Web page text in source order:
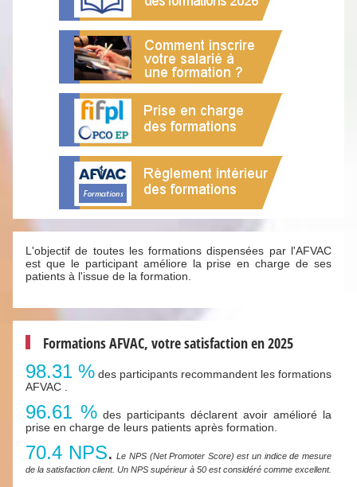
L'objectif de toutes les formations dispensées par l'AFVAC
est que le participant améliore la prise en charge de ses
patients à l'issue de la formation.
Formations AFVAC, votre satisfaction en 2025
98.31 % des participants recommandent les formations
AFVAC .
96.61 % des participants déclarent avoir amélioré la
prise en charge de leurs patients après formation.
70.4 NPS. Le NPS (Net Promoter Score) est un indice de mesure
de la satisfaction client. Un NPS supérieur à 50 est considéré comme excellent.